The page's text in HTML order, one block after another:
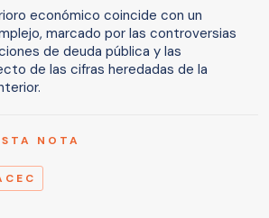
económico coincide con un
marcado por las controversias
de deuda pública y las
de las cifras heredadas de la
NOTA